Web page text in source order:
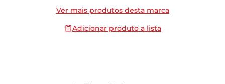
Ver mais produtos desta marca
Adicionar produto a lista